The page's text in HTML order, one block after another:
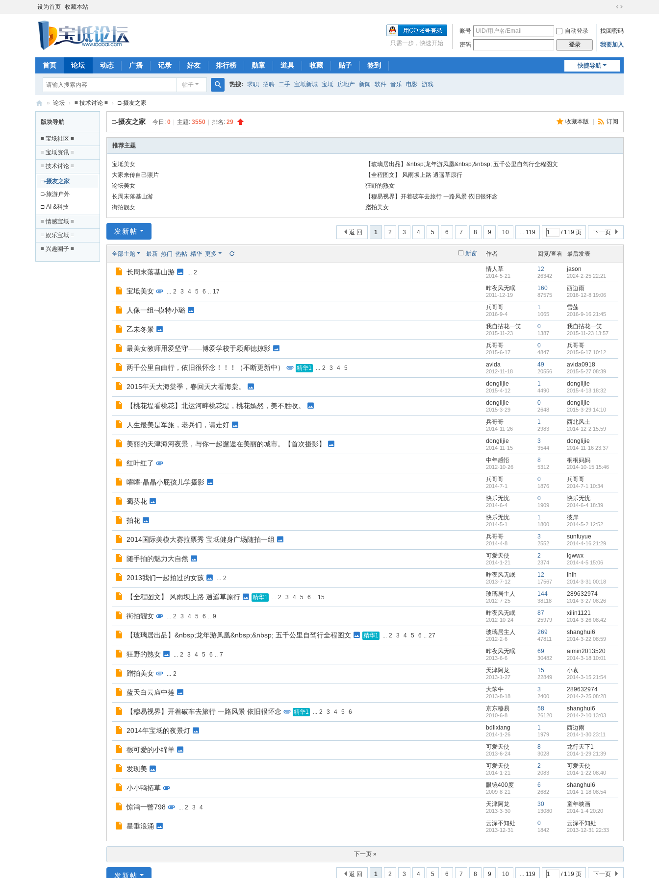
设为首页 收藏本站
切
到
宽
账号 自动登录
找回密码
密码
登录 我要加入
只需一步，快速开始
快捷导航
首页 论坛 动态 广播 记录 好友 排行榜 勋章 道具 收藏 贴子 签到
帖子
索
热搜: 求职 招聘 二手 宝坻新城 宝坻 房地产 新闻 软件 音乐 电影 游戏
坻
论
坛
|
di.
co
m
» 论坛 › ≡ 技术讨论 ≡ › □-摄友之家
版块导航
≡ 宝坻社区 ≡
≡ 宝坻资讯 ≡
≡ 技术讨论 ≡
□-摄友之家
□-旅游户外
□-AI &科技
≡ 情感宝坻 ≡
≡ 娱乐宝坻 ≡
≡ 兴趣圈子 ≡
收藏本版 订阅
□-摄友之家 今日: 0 主题: 3550 排名: 29
推荐主题
宝坻美女
【玻璃居出品】&nbsp;龙年游凤凰&nbsp;&nbsp; 五千公里自驾行全程图文
大家来传自己照片
【全程图文】 风雨坝上路 逍遥草原行
论坛美女
狂野的熟女
长周末落基山游
【穆易视界】开着破车去旅行 一路风景 依旧很怀念
街拍靓女
蹭拍美女
1 2 3 4 5 6 7 8 9 10 ... 119 / 119 页 下一页
返 回
发新帖
新窗
全部主题 最新 热门 热帖 精华 更多 作者 回复/查看 最后发表
长周末落基山游 ... 2 情人草
2014-5-21
12
26342
jason
2024-2-25 22:21
宝坻美女 ... 2 3 4 5 6 .. 17 昨夜风无眠
2011-12-19
160
87575
西边雨
2016-12-8 19:06
人像一组~模特小璐 兵哥哥
2016-9-4
1
1065
雪莲
2016-9-16 21:45
乙未冬景 我自拈花一笑
2015-11-23
0
1387
我自拈花一笑
2015-11-23 13:57
最美女教师用爱坚守——博爱学校于颖师德掠影 兵哥哥
2015-6-17
0
4847
兵哥哥
2015-6-17 10:12
两千公里自由行，依旧很怀念！！！（不断更新中） 精华1 ... 2 3 4 5 avida
2012-11-18
49
20556
avida0918
2015-5-27 08:39
2015年天大海棠季，春回天大看海棠。 donglijie
2015-4-12
1
4490
donglijie
2015-4-13 18:32
【桃花堤看桃花】北运河畔桃花堤，桃花嫣然，美不胜收。 donglijie
2015-3-29
0
2648
donglijie
2015-3-29 14:10
人生最美是军旅，老兵们，请走好 兵哥哥
2014-11-26
1
2983
西北风土
2014-12-2 15:59
美丽的天津海河夜景，与你一起邂逅在美丽的城市。【首次摄影】 donglijie
2014-11-15
3
3544
donglijie
2014-11-16 23:37
红叶红了 中年感悟
2012-10-26
8
5312
桐桐妈妈
2014-10-15 15:46
嚯嚯-晶晶小屁孩儿学摄影 兵哥哥
2014-7-1
0
1876
兵哥哥
2014-7-1 10:34
蜀葵花 快乐无忧
2014-6-4
0
1909
快乐无忧
2014-6-4 18:39
拍花 快乐无忧
2014-5-1
1
1800
彼岸
2014-5-2 12:52
2014国际美模大赛拉票秀 宝坻健身广场随拍一组 兵哥哥
2014-4-8
3
2552
sunfuyue
2014-4-16 21:29
随手拍的魅力大自然 可爱天使
2014-1-21
2
2374
lgwwx
2014-4-5 15:06
2013我们一起拍过的女孩 ... 2 昨夜风无眠
2013-7-12
12
17567
lhlh
2014-3-31 00:18
【全程图文】 风雨坝上路 逍遥草原行 精华1 ... 2 3 4 5 6 .. 15 玻璃居主人
2012-7-25
144
38118
289632974
2014-3-27 08:26
街拍靓女 ... 2 3 4 5 6 .. 9 昨夜风无眠
2012-10-24
87
25979
xilin1121
2014-3-26 08:42
【玻璃居出品】&nbsp;龙年游凤凰&nbsp;&nbsp; 五千公里自驾行全程图文 精华1 ... 2 3 4 5 6 .. 27 玻璃居主人
2012-2-6
269
47811
shanghui6
2014-3-22 08:59
狂野的熟女 ... 2 3 4 5 6 .. 7 昨夜风无眠
2013-6-6
69
30482
aimin2013520
2014-3-18 10:01
蹭拍美女 ... 2 天津阿龙
2013-1-27
15
22849
小袁
2014-3-15 21:54
蓝天白云庙中莲 大笨牛
2013-8-18
3
2400
289632974
2014-2-25 08:28
【穆易视界】开着破车去旅行 一路风景 依旧很怀念 精华1 ... 2 3 4 5 6 京东穆易
2010-6-8
58
26120
shanghui6
2014-2-10 13:03
2014年宝坻的夜景灯 bdlixiang
2014-1-26
1
1979
西边雨
2014-1-30 23:11
很可爱的小绵羊 可爱天使
2013-6-24
8
3028
龙行天下1
2014-1-29 21:39
发现美 可爱天使
2014-1-21
2
2083
可爱天使
2014-1-22 08:40
小小鸭拓草 眼镜400度
2009-8-21
6
2682
shanghui6
2014-1-18 08:54
惊鸿一瞥798 ... 2 3 4 天津阿龙
2013-3-30
30
13080
童年映画
2014-1-4 20:20
星垂浪涌 云深不知处
2013-12-31
0
1842
云深不知处
2013-12-31 22:33
下一页 »
1 2 3 4 5 6 7 8 9 10 ... 119 / 119 页 下一页
返 回
发新帖